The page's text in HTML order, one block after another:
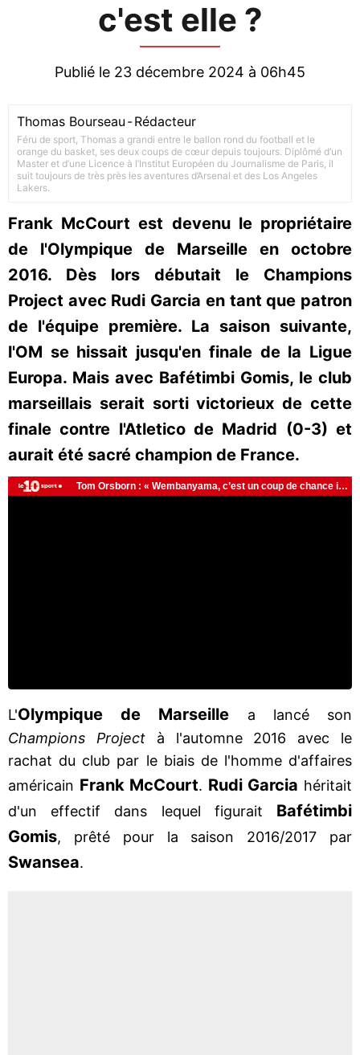
c'est elle ?
Publié le 23 décembre 2024 à 06h45
Thomas Bourseau -Rédacteur
Féru de sport, Thomas a grandi entre le ballon rond du football et le
orange du basket, ses deux coups de cœur depuis toujours. Diplômé d’un
Master et d’une Licence à l’Institut Européen du Journalisme de Paris, il
suit toujours de très près les aventures d’Arsenal et des Los Angeles
Lakers.
Frank McCourt est devenu le propriétaire
de l'Olympique de Marseille en octobre
2016. Dès lors débutait le Champions
Project avec Rudi Garcia en tant que patron
de l'équipe première. La saison suivante,
l'OM se hissait jusqu'en finale de la Ligue
Europa. Mais avec Bafétimbi Gomis, le club
marseillais serait sorti victorieux de cette
finale contre l'Atletico de Madrid (0-3) et
aurait été sacré champion de France.
L'Olympique de Marseille a lancé son
Champions Project à l'automne 2016 avec le
rachat du club par le biais de l'homme d'affaires
américain Frank McCourt. Rudi Garcia héritait
d'un effectif dans lequel figurait Bafétimbi
Gomis, prêté pour la saison 2016/2017 par
Swansea.